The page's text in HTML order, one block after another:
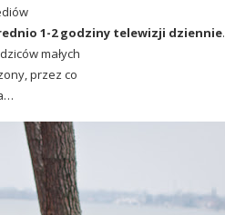
1-2 godziny telewizji dziennie.
małych
przez co